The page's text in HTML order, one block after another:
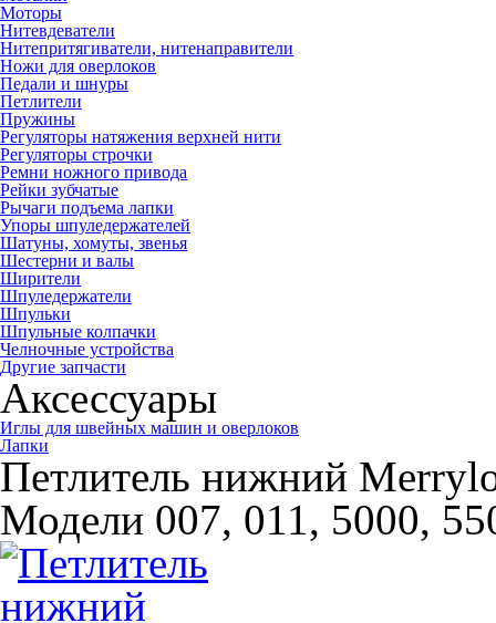
Моторы
Нитевдеватели
Нитепритягиватели, нитенаправители
Ножи для оверлоков
Педали и шнуры
Петлители
Пружины
Регуляторы натяжения верхней нити
Регуляторы строчки
Ремни ножного привода
Рейки зубчатые
Рычаги подъема лапки
Упоры шпуледержателей
Шатуны, хомуты, звенья
Шестерни и валы
Ширители
Шпуледержатели
Шпульки
Шпульные колпачки
Челночные устройства
Другие запчасти
Аксессуары
Иглы для швейных машин и оверлоков
Лапки
Петлитель нижний
Модели 007, 011, 5000,